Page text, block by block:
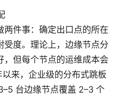
两件事：确定出口点的所在
受度。理论上，边缘节点分
，但每个节点的运维成本会
来，企业级的分布式跳板
台边缘节点覆盖 2–3 个